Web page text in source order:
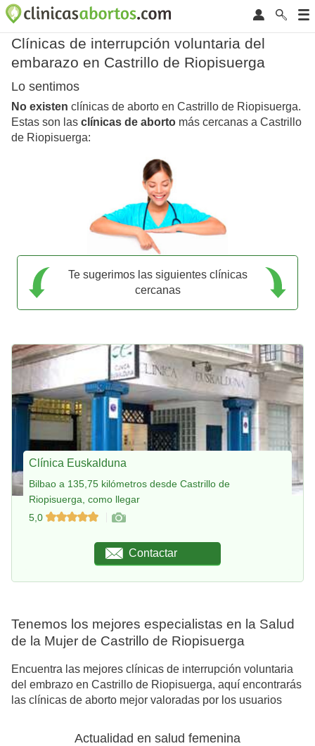
Clínicas de interrupción voluntaria del
embarazo en Castrillo de Riopisuerga
Lo sentimos
No existen clínicas de aborto en Castrillo de Riopisuerga.
Estas son las clínicas de aborto más cercanas a Castrillo
de Riopisuerga:
Te sugerimos las siguientes clínicas
cercanas
Clínica Euskalduna
Bilbao a 135,75 kilómetros desde Castrillo de
Riopisuerga, como llegar
5,0
Contactar
Tenemos los mejores especialistas en la Salud
de la Mujer de Castrillo de Riopisuerga
Encuentra las mejores clínicas de interrupción voluntaria
del embrazo en Castrillo de Riopisuerga, aquí encontrarás
las clínicas de aborto mejor valoradas por los usuarios
Actualidad en salud femenina